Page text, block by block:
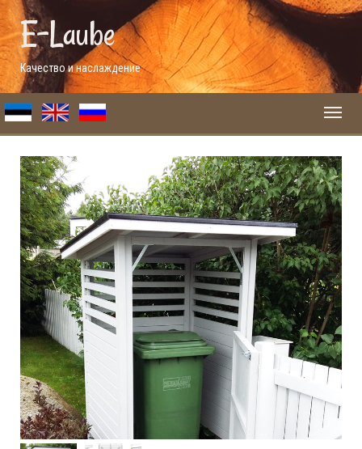
E-Laube
Качество и наслаждение